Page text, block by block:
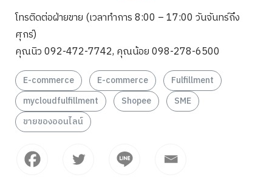
โทรติดต่อฝ่ายขาย (เวลาทำการ 8:00 – 17:00 วันจันทร์ถึง
ศุกร์)
คุณนิว 092-472-7742, คุณน้อย 098-278-6500
E-commerce E-commerce
Fulfillment
mycloudfulfillment
Shopee
SME
ขายของออนไลน์